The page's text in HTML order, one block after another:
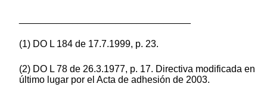
(1) DO L 184 de 17.7.1999, p. 23.
(2) DO L 78 de 26.3.1977, p. 17. Directiva modificada en
último lugar por el Acta de adhesión de 2003.